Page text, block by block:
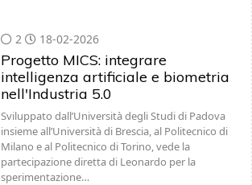
2 18-02-2026
Progetto MICS: integrare
intelligenza artificiale e biometria
nell'Industria 5.0
Sviluppato dall’Università degli Studi di Padova
insieme all’Università di Brescia, al Politecnico di
Milano e al Politecnico di Torino, vede la
partecipazione diretta di Leonardo per la
sperimentazione…